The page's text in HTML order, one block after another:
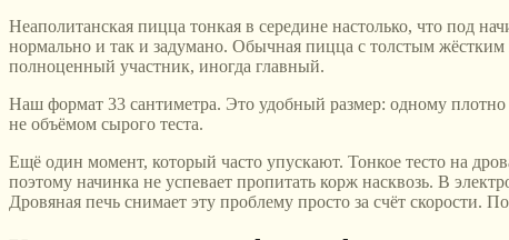
Неаполитанская пицца тонкая в середине настолько, что под
нормально и так и задумано. Обычная пицца с толстым
полноценный участник, иногда главный.
Наш формат 33 сантиметра. Это удобный размер: одному плотно
не объёмом сырого теста.
Ещё один момент, который часто упускают. Тонкое тесто на
поэтому начинка не успевает пропитать корж насквозь. В
Дровяная печь снимает эту проблему просто за счёт скорости.